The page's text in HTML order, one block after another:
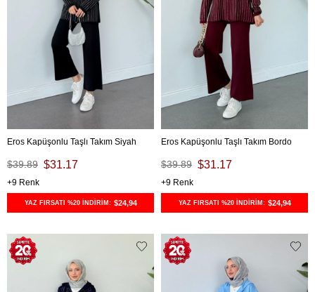
Eros Kapüşonlu Taşlı Takım Siyah
$31.17
$39.89
9
YAZ FIRSATI %20 İNDİRİM: $24,94
Eros Kapüşonlu Taşlı Takım Bordo
$31.17
$39.89
9
YAZ FIRSATI %20 İNDİRİM: $24,94